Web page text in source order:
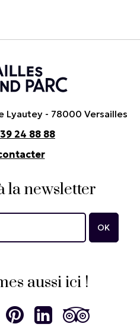
Lyautey - 78000 Versailles
24 88 88
la newsletter
aussi ici !